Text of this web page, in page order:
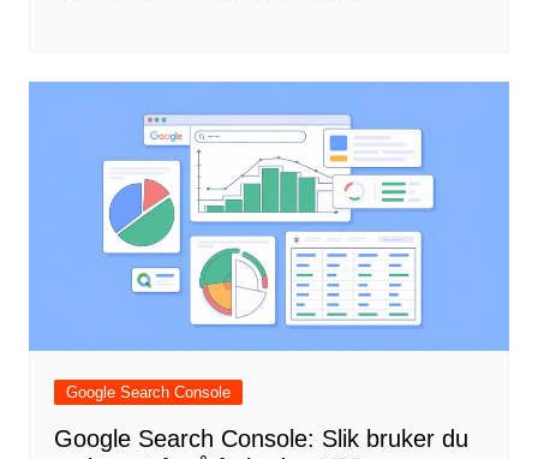
Google Search Console
Google Search Console: Slik bruker du